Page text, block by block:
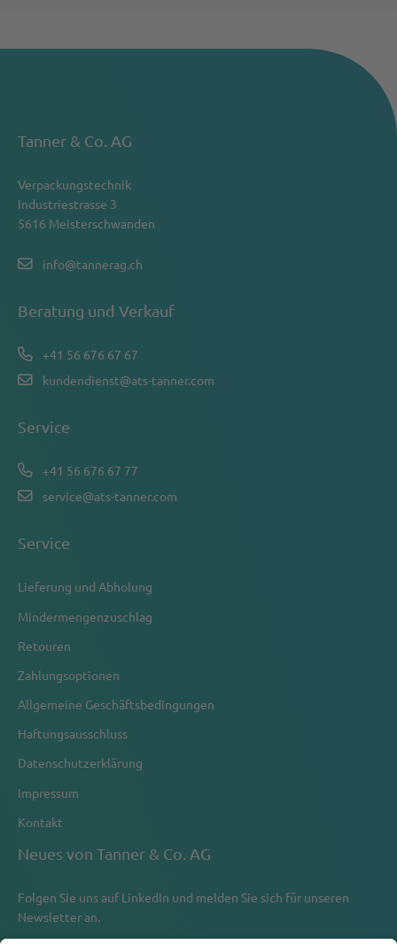
Tanner & Co. AG
Verpackungstechnik
Industriestrasse 3
5616 Meisterschwanden
info@tannerag.ch
Beratung und Verkauf
+41 56 676 67 67
kundendienst@ats-tanner.com
Service
+41 56 676 67 77
service@ats-tanner.com
Service
Lieferung und Abholung
Mindermengenzuschlag
Retouren
Zahlungsoptionen
Allgemeine Geschäftsbedingungen
Haftungsausschluss
Datenschutzerklärung
Impressum
Kontakt
Neues von Tanner & Co. AG
Folgen Sie uns aufLinkedIn und melden Sie sich für unseren
Newsletter an.